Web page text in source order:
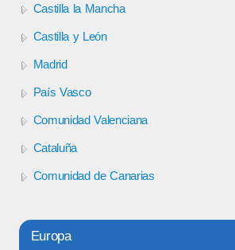
Castilla la Mancha
Castilla y León
Madrid
País Vasco
Comunidad Valenciana
Cataluña
Comunidad de Canarias
Europa